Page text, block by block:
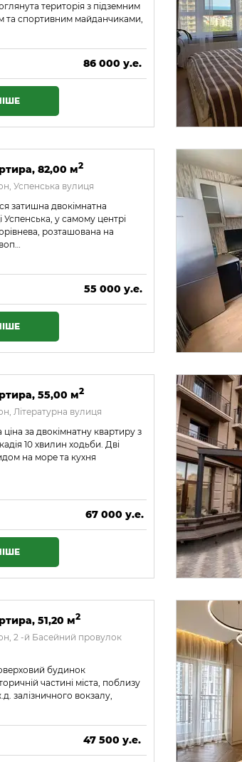
територія з підземним
та спортивним майданчиками,
86 000 у.е.
3 698 000 ₴
82,00 м2
Успенська вулиця
затишна двокімнатна
Успенська, у самому центрі
розташована на
55 000 у.е.
2 365 000 ₴
55,00 м2
Літературна вулиця
за двокімнатну квартиру з
10 хвилин ходьби. Дві
на море та кухня
67 000 у.е.
2 881 000 ₴
51,20 м2
2 -й Басейний провулок
будинок
частині міста, поблизу
залізничного вокзалу,
47 500 у.е.
2 042 500 ₴